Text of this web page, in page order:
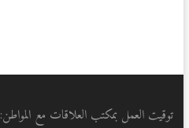
توقيت العمل بمكتب العلاقات مع المواطن: